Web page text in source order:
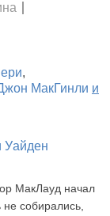
,
МакГинли и
Уайден
МакЛауд начал
не собирались,